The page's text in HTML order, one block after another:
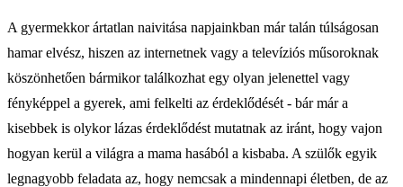
A gyermekkor ártatlan naivitása napjainkban már talán túlságosan
hamar elvész, hiszen az internetnek vagy a televíziós műsoroknak
köszönhetően bármikor találkozhat egy olyan jelenettel vagy
fényképpel a gyerek, ami felkelti az érdeklődését - bár már a
kisebbek is olykor lázas érdeklődést mutatnak az iránt, hogy vajon
hogyan kerül a világra a mama hasából a kisbaba. A szülők egyik
legnagyobb feladata az, hogy nemcsak a mindennapi életben, de az